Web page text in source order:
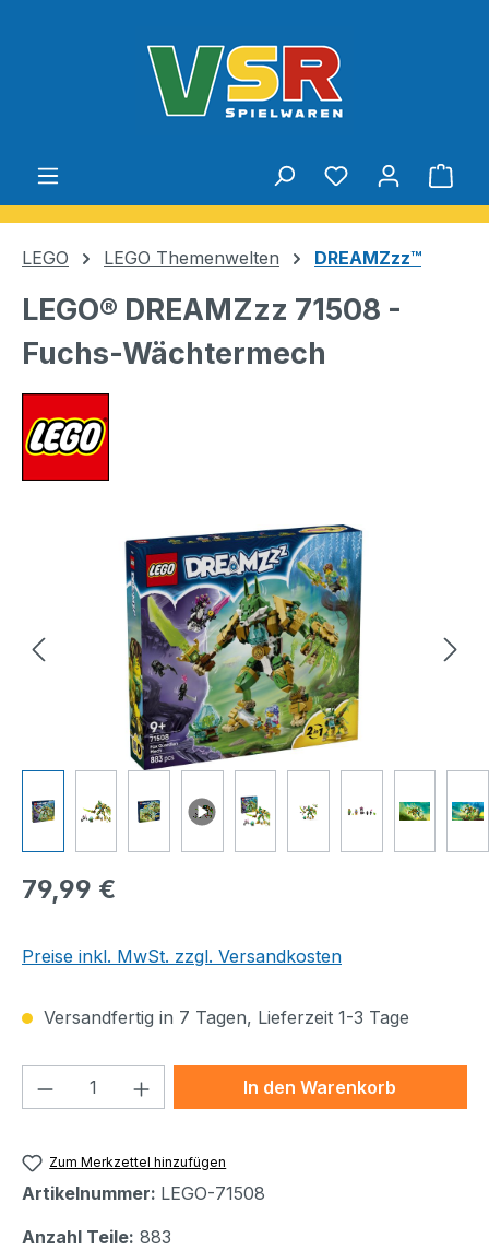
Du hast 0
LEGO LEGO Themenwelten DREAMZzz™
LEGO® DREAMZzz 71508 -
Fuchs-Wächtermech
Bildergalerie überspringen
Regulärer Preis:
79,99 €
Preise inkl. MwSt. zzgl. Versandkosten
Versandfertig in 7 Tagen, Lieferzeit 1-3 Tage
Produkt Anzahl: Gib denIn den Warenkorb
Zum Merkzettel hinzufügen
Artikelnummer: LEGO-71508
Anzahl Teile: 883